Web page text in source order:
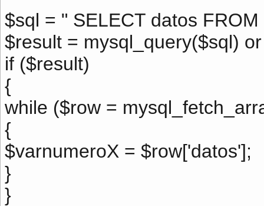
$sql = " SELECT datos
$result = mysql_query($sql)
if ($result)
{
while ($row =
{
$varnumeroX = $row['datos'];
}
}